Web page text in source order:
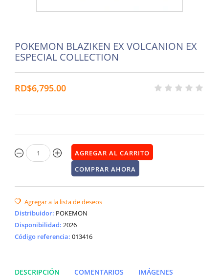
POKEMON BLAZIKEN EX VOLCANION EX
ESPECIAL COLLECTION
RD$6,795.00
Distribuidor: POKEMON
Disponibilidad: 2026
Código referencia: 013416
DESCRIPCIÓN COMENTARIOS IMÁGENES